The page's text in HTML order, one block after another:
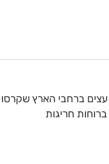
ברחבי הארץ שקרסו
חריגות